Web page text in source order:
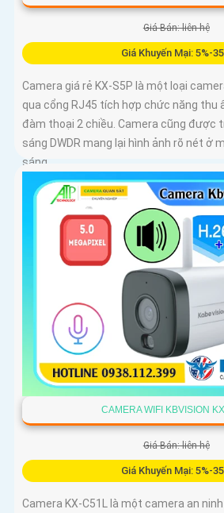
Giá Bán: liên hệ
Giá Khuyến Mại: 5%-
Camera giá rẻ KX-S5P là một loại
qua cổng RJ45 tích hợp chức năng thu
đàm thoại 2 chiều. Camera cũng được
sáng DWDR mang lại hình ảnh rõ nét ở
sáng
CAMERA WIFI KBVISION
Giá Bán: liên hệ
Giá Khuyến Mại: 5%-
Camera KX-C51L là một camera an